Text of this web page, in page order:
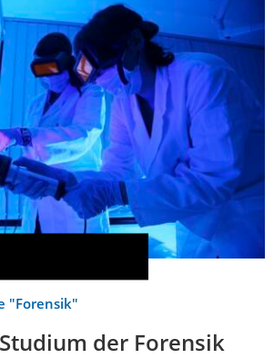
"Forensik"
der Forensik